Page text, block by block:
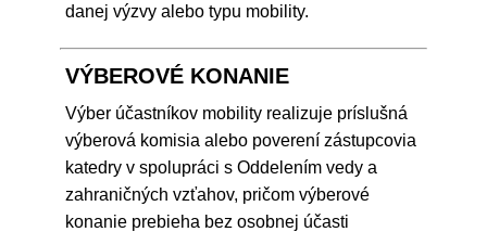
danej výzvy alebo typu mobility.
VÝBEROVÉ KONANIE
Výber účastníkov mobility realizuje príslušná
výberová komisia alebo poverení zástupcovia
katedry v spolupráci s Oddelením vedy a
zahraničných vzťahov, pričom výberové
konanie prebieha bez osobnej účasti